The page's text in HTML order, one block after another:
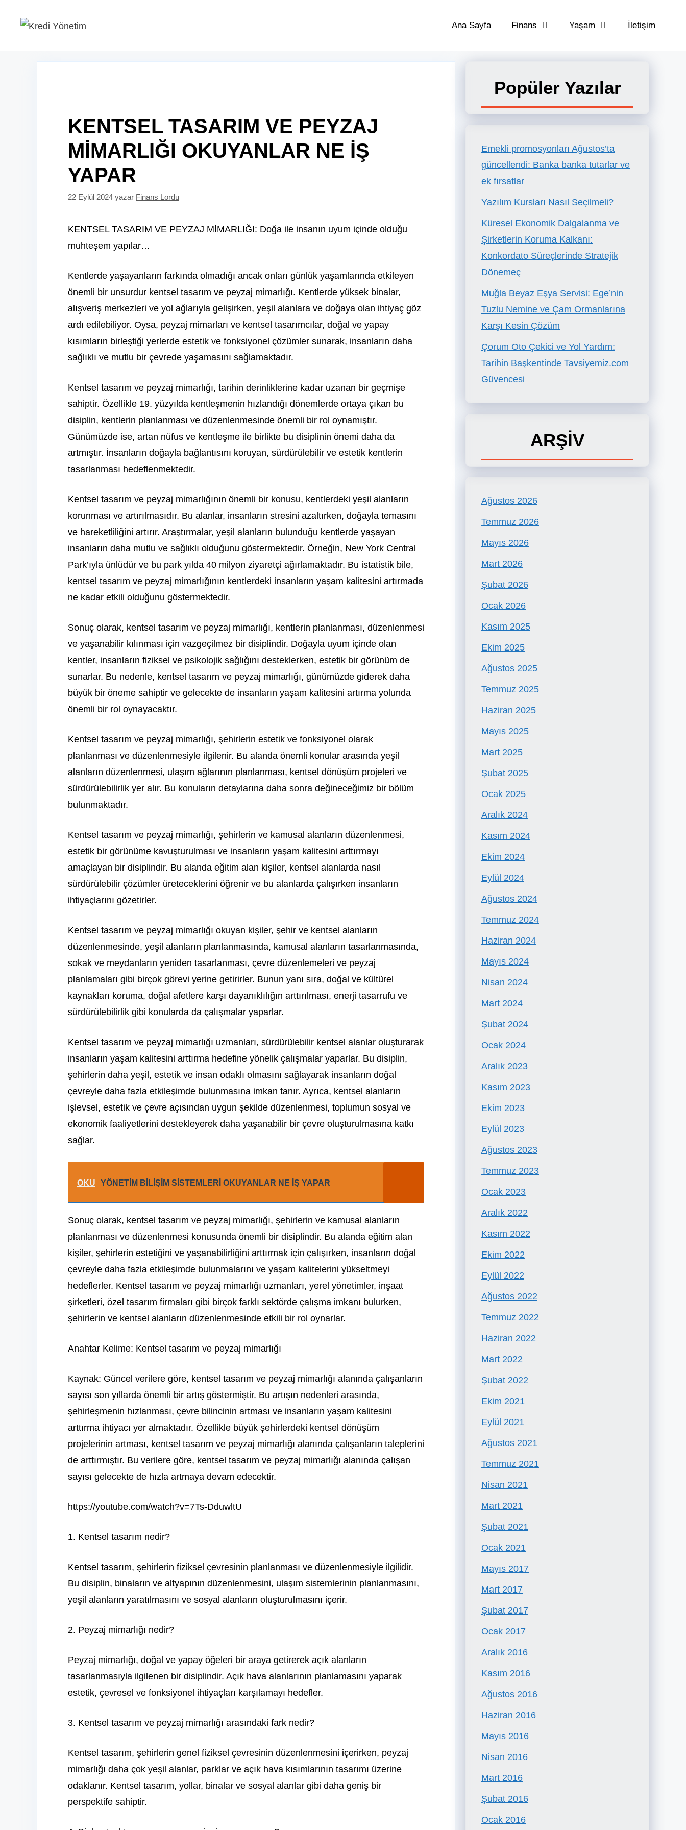
Ana Sayfa Finans Yaşam İletişim
KENTSEL TASARIM VE PEYZAJ
MİMARLIĞI OKUYANLAR NE İŞ
YAPAR
22 Eylül 2024 yazar Finans Lordu
KENTSEL TASARIM VE PEYZAJ MİMARLIĞI: Doğa ile insanın uyum içinde olduğu
muhteşem yapılar…
Kentlerde yaşayanların farkında olmadığı ancak onları günlük yaşamlarında etkileyen
önemli bir unsurdur kentsel tasarım ve peyzaj mimarlığı. Kentlerde yüksek binalar,
alışveriş merkezleri ve yol ağlarıyla gelişirken, yeşil alanlara ve doğaya olan ihtiyaç göz
ardı edilebiliyor. Oysa, peyzaj mimarları ve kentsel tasarımcılar, doğal ve yapay
kısımların birleştiği yerlerde estetik ve fonksiyonel çözümler sunarak, insanların daha
sağlıklı ve mutlu bir çevrede yaşamasını sağlamaktadır.
Kentsel tasarım ve peyzaj mimarlığı, tarihin derinliklerine kadar uzanan bir geçmişe
sahiptir. Özellikle 19. yüzyılda kentleşmenin hızlandığı dönemlerde ortaya çıkan bu
disiplin, kentlerin planlanması ve düzenlenmesinde önemli bir rol oynamıştır.
Günümüzde ise, artan nüfus ve kentleşme ile birlikte bu disiplinin önemi daha da
artmıştır. İnsanların doğayla bağlantısını koruyan, sürdürülebilir ve estetik kentlerin
tasarlanması hedeflenmektedir.
Kentsel tasarım ve peyzaj mimarlığının önemli bir konusu, kentlerdeki yeşil alanların
korunması ve artırılmasıdır. Bu alanlar, insanların stresini azaltırken, doğayla temasını
ve hareketliliğini artırır. Araştırmalar, yeşil alanların bulunduğu kentlerde yaşayan
insanların daha mutlu ve sağlıklı olduğunu göstermektedir. Örneğin, New York Central
Park’ıyla ünlüdür ve bu park yılda 40 milyon ziyaretçi ağırlamaktadır. Bu istatistik bile,
kentsel tasarım ve peyzaj mimarlığının kentlerdeki insanların yaşam kalitesini artırmada
ne kadar etkili olduğunu göstermektedir.
Sonuç olarak, kentsel tasarım ve peyzaj mimarlığı, kentlerin planlanması, düzenlenmesi
ve yaşanabilir kılınması için vazgeçilmez bir disiplindir. Doğayla uyum içinde olan
kentler, insanların fiziksel ve psikolojik sağlığını desteklerken, estetik bir görünüm de
sunarlar. Bu nedenle, kentsel tasarım ve peyzaj mimarlığı, günümüzde giderek daha
büyük bir öneme sahiptir ve gelecekte de insanların yaşam kalitesini artırma yolunda
önemli bir rol oynayacaktır.
Kentsel tasarım ve peyzaj mimarlığı, şehirlerin estetik ve fonksiyonel olarak
planlanması ve düzenlenmesiyle ilgilenir. Bu alanda önemli konular arasında yeşil
alanların düzenlenmesi, ulaşım ağlarının planlanması, kentsel dönüşüm projeleri ve
sürdürülebilirlik yer alır. Bu konuların detaylarına daha sonra değineceğimiz bir bölüm
bulunmaktadır.
Kentsel tasarım ve peyzaj mimarlığı, şehirlerin ve kamusal alanların düzenlenmesi,
estetik bir görünüme kavuşturulması ve insanların yaşam kalitesini arttırmayı
amaçlayan bir disiplindir. Bu alanda eğitim alan kişiler, kentsel alanlarda nasıl
sürdürülebilir çözümler üreteceklerini öğrenir ve bu alanlarda çalışırken insanların
ihtiyaçlarını gözetirler.
Kentsel tasarım ve peyzaj mimarlığı okuyan kişiler, şehir ve kentsel alanların
düzenlenmesinde, yeşil alanların planlanmasında, kamusal alanların tasarlanmasında,
sokak ve meydanların yeniden tasarlanması, çevre düzenlemeleri ve peyzaj
planlamaları gibi birçok görevi yerine getirirler. Bunun yanı sıra, doğal ve kültürel
kaynakları koruma, doğal afetlere karşı dayanıklılığın arttırılması, enerji tasarrufu ve
sürdürülebilirlik gibi konularda da çalışmalar yaparlar.
Kentsel tasarım ve peyzaj mimarlığı uzmanları, sürdürülebilir kentsel alanlar oluşturarak
insanların yaşam kalitesini arttırma hedefine yönelik çalışmalar yaparlar. Bu disiplin,
şehirlerin daha yeşil, estetik ve insan odaklı olmasını sağlayarak insanların doğal
çevreyle daha fazla etkileşimde bulunmasına imkan tanır. Ayrıca, kentsel alanların
işlevsel, estetik ve çevre açısından uygun şekilde düzenlenmesi, toplumun sosyal ve
ekonomik faaliyetlerini destekleyerek daha yaşanabilir bir çevre oluşturulmasına katkı
sağlar.
OKU YÖNETİM BİLİŞİM SİSTEMLERİ OKUYANLAR NE İŞ YAPAR
Sonuç olarak, kentsel tasarım ve peyzaj mimarlığı, şehirlerin ve kamusal alanların
planlanması ve düzenlenmesi konusunda önemli bir disiplindir. Bu alanda eğitim alan
kişiler, şehirlerin estetiğini ve yaşanabilirliğini arttırmak için çalışırken, insanların doğal
çevreyle daha fazla etkileşimde bulunmalarını ve yaşam kalitelerini yükseltmeyi
hedeflerler. Kentsel tasarım ve peyzaj mimarlığı uzmanları, yerel yönetimler, inşaat
şirketleri, özel tasarım firmaları gibi birçok farklı sektörde çalışma imkanı bulurken,
şehirlerin ve kentsel alanların düzenlenmesinde etkili bir rol oynarlar.
Anahtar Kelime: Kentsel tasarım ve peyzaj mimarlığı
Kaynak: Güncel verilere göre, kentsel tasarım ve peyzaj mimarlığı alanında çalışanların
sayısı son yıllarda önemli bir artış göstermiştir. Bu artışın nedenleri arasında,
şehirleşmenin hızlanması, çevre bilincinin artması ve insanların yaşam kalitesini
arttırma ihtiyacı yer almaktadır. Özellikle büyük şehirlerdeki kentsel dönüşüm
projelerinin artması, kentsel tasarım ve peyzaj mimarlığı alanında çalışanların taleplerini
de arttırmıştır. Bu verilere göre, kentsel tasarım ve peyzaj mimarlığı alanında çalışan
sayısı gelecekte de hızla artmaya devam edecektir.
https://youtube.com/watch?v=7Ts-DduwltU
1. Kentsel tasarım nedir?
Kentsel tasarım, şehirlerin fiziksel çevresinin planlanması ve düzenlenmesiyle ilgilidir.
Bu disiplin, binaların ve altyapının düzenlenmesini, ulaşım sistemlerinin planlanmasını,
yeşil alanların yaratılmasını ve sosyal alanların oluşturulmasını içerir.
2. Peyzaj mimarlığı nedir?
Peyzaj mimarlığı, doğal ve yapay öğeleri bir araya getirerek açık alanların
tasarlanmasıyla ilgilenen bir disiplindir. Açık hava alanlarının planlamasını yaparak
estetik, çevresel ve fonksiyonel ihtiyaçları karşılamayı hedefler.
3. Kentsel tasarım ve peyzaj mimarlığı arasındaki fark nedir?
Kentsel tasarım, şehirlerin genel fiziksel çevresinin düzenlenmesini içerirken, peyzaj
mimarlığı daha çok yeşil alanlar, parklar ve açık hava kısımlarının tasarımı üzerine
odaklanır. Kentsel tasarım, yollar, binalar ve sosyal alanlar gibi daha geniş bir
perspektife sahiptir.
Popüler Yazılar
Emekli promosyonları Ağustos’ta
güncellendi: Banka banka tutarlar ve
ek fırsatlar
Yazılım Kursları Nasıl Seçilmeli?
Küresel Ekonomik Dalgalanma ve
Şirketlerin Koruma Kalkanı:
Konkordato Süreçlerinde Stratejik
Dönemeç
Muğla Beyaz Eşya Servisi: Ege’nin
Tuzlu Nemine ve Çam Ormanlarına
Karşı Kesin Çözüm
Çorum Oto Çekici ve Yol Yardım:
Tarihin Başkentinde Tavsiyemiz.com
Güvencesi
ARŞİV
Ağustos 2026
Temmuz 2026
Mayıs 2026
Mart 2026
Şubat 2026
Ocak 2026
Kasım 2025
Ekim 2025
Ağustos 2025
Temmuz 2025
Haziran 2025
Mayıs 2025
Mart 2025
Şubat 2025
Ocak 2025
Aralık 2024
Kasım 2024
Ekim 2024
Eylül 2024
Ağustos 2024
Temmuz 2024
Haziran 2024
Mayıs 2024
Nisan 2024
Mart 2024
Şubat 2024
Ocak 2024
Aralık 2023
Kasım 2023
Ekim 2023
Eylül 2023
Ağustos 2023
Temmuz 2023
Ocak 2023
Aralık 2022
Kasım 2022
Ekim 2022
Eylül 2022
Ağustos 2022
Temmuz 2022
Haziran 2022
Mart 2022
Şubat 2022
Ekim 2021
Eylül 2021
Ağustos 2021
Temmuz 2021
Nisan 2021
Mart 2021
Şubat 2021
Ocak 2021
Mayıs 2017
Mart 2017
Şubat 2017
Ocak 2017
Aralık 2016
Kasım 2016
Ağustos 2016
Haziran 2016
Mayıs 2016
Nisan 2016
Mart 2016
Şubat 2016
Ocak 2016